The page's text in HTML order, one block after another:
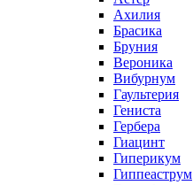
Ахилия
Брасика
Бруния
Вероника
Вибурнум
Гаультерия
Гениста
Гербера
Гиацинт
Гиперикум
Гиппеаструм